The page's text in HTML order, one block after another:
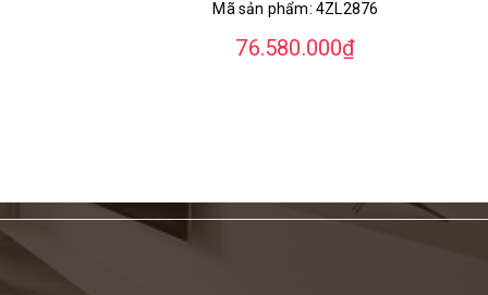
Mã sản phẩm:4ZL2876
76.580.000₫